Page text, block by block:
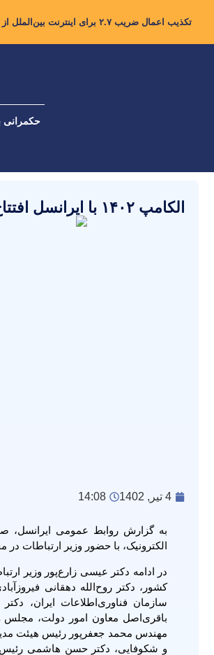
تکذیب اعمال ضریب ۲.۷ برای اینترنت بین‌الملل از سوی سازمان تنظیم مقررات
الکامپ ۱۴۰۲ با ایرانسل افتتاح شد
4 تیر, 1402 14:08
الکترونیک، با حضور وزیر ارتباطات
در ادامه دکتر عیسی زارع‌پور وزیر
کشور، دکتر روح‌الله دهقانی
سازمان فناوری‌اطلاعات ایران،
باقری‌اصل معاون امور دولت، مجلس
مهندس محمد جعفرپور رئیس هیئت
و شکوفایی، دکتر حسن هاشمی رئیس